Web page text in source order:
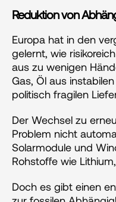
Reduktion von
Europa hat in den
gelernt, wie
aus zu wenigen
Gas, Öl aus
politisch fragilen
Der Wechsel zu
Problem nicht
Solarmodule und
Rohstoffe wie
Doch es gibt einen